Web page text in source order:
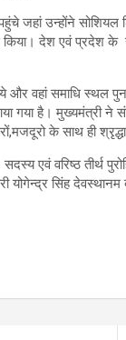
जहां उन्होंने
देश एवं प्रदेश के
वहां समाधि स्थल
गया है। मुख्यमंत्री ने
के साथ ही
एवं वरिष्ठ तीर्थ
सिंह